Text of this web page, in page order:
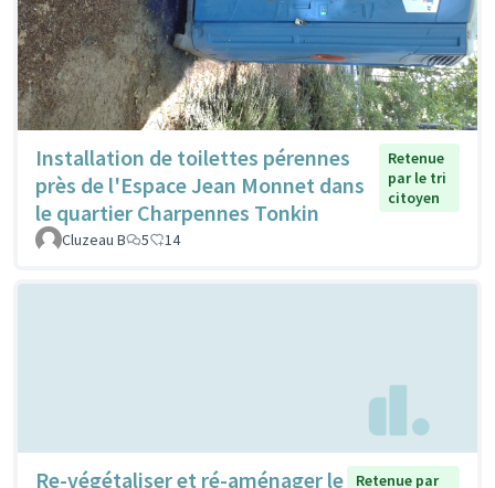
Installation de toilettes pérennes
près de l'Espace Jean Monnet dans
le quartier Charpennes Tonkin
Retenue
par le tri
citoyen
Cluzeau B 5 14
Re-végétaliser et ré-aménager le Retenue par